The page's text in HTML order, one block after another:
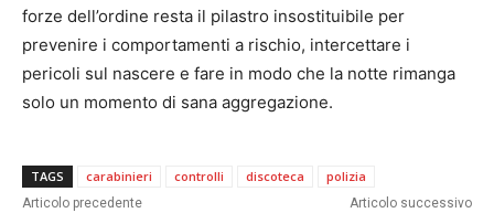
forze dell’ordine resta il pilastro insostituibile per
prevenire i comportamenti a rischio, intercettare i
pericoli sul nascere e fare in modo che la notte rimanga
solo un momento di sana aggregazione.
TAGS carabinieri controlli discoteca polizia
Articolo precedente Articolo successivo